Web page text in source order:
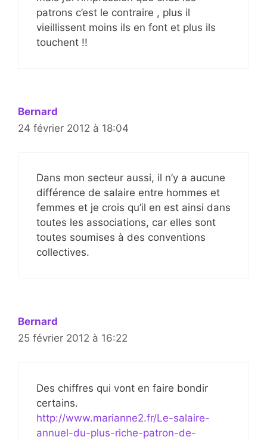
patrons c’est le contraire , plus il
vieillissent moins ils en font et plus ils
touchent !!
Bernard
24 février 2012 à 18:04
Dans mon secteur aussi, il n’y a aucune
différence de salaire entre hommes et
femmes et je crois qu’il en est ainsi dans
toutes les associations, car elles sont
toutes soumises à des conventions
collectives.
Bernard
25 février 2012 à 16:22
Des chiffres qui vont en faire bondir
certains.
http://www.marianne2.fr/Le-salaire-
annuel-du-plus-riche-patron-de-